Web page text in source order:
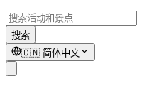
搜索
🇨🇳 简体中文